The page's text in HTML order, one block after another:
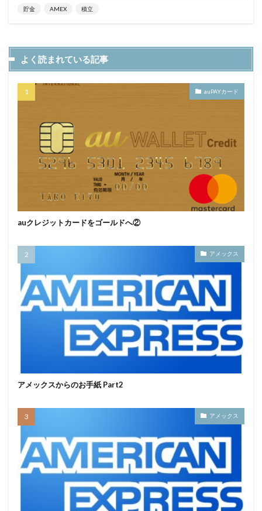
貯金 AMEX 積立
よく読まれている記事
auPAYカード
auクレジットカードをゴールドへ②
アメックス
アメックスからのお手紙 Part2
アメックス